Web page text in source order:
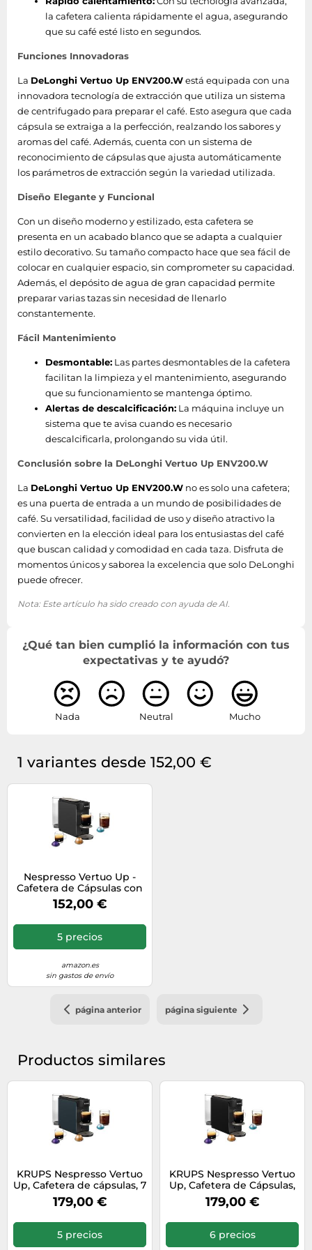
Tipo de instalación Encimera
Sistema de agua
caliente
No
Altura regulable del
surtidor de café
No
Capacidad del
0 L
Tanque de leche No
Espumador de leche
incorporado
No
Capacidad de granos
Capacidad en tazas 1 tazas
Café tipo de entrada Cápsula de café
Selector de la
intensidad del agua
Tipo de producto Macchina per caffè a capsule
Empaquetado
Tipo de embalaje Caja
Cantidad por
paquete
la cafetera calienta rápidamente el agua, asegurando
que su café esté listo en segundos.
Funciones Innovadoras
La DeLonghi Vertuo Up ENV200.Westá equipada con una
innovadora tecnología de extracción que utiliza un sistema
de centrifugado para preparar el café. Esto asegura que cada
cápsula se extraiga a la perfección, realzando los sabores y
aromas del café. Además, cuenta con un sistema de
reconocimiento de cápsulas que ajusta automáticamente
los parámetros de extracción según la variedad utilizada.
Diseño Elegante y Funcional
Con un diseño moderno y estilizado, esta cafetera se
presenta en un acabado blanco que se adapta a cualquier
estilo decorativo. Su tamaño compacto hace que sea fácil de
colocar en cualquier espacio, sin comprometer su capacidad.
Además, el depósito de agua de gran capacidad permite
preparar varias tazas sin necesidad de llenarlo
constantemente.
Fácil Mantenimiento
Desmontable: Las partes desmontables de la cafetera
facilitan la limpieza y el mantenimiento, asegurando
que su funcionamiento se mantenga óptimo.
Alertas de descalcificación: La máquina incluye un
sistema que te avisa cuando es necesario
descalcificarla, prolongando su vida útil.
Conclusión sobre la DeLonghi Vertuo Up ENV200.W
La DeLonghi Vertuo Up ENV200.W no es solo una cafetera;
es una puerta de entrada a un mundo de posibilidades de
café. Su versatilidad, facilidad de uso y diseño atractivo la
convierten en la elección ideal para los entusiastas del café
que buscan calidad y comodidad en cada taza. Disfruta de
momentos únicos y saborea la excelencia que solo DeLonghi
puede ofrecer.
Nota: Este artículo ha sido creado con ayuda de AI.
¿Qué tan bien cumplió la información con tus
expectativas y te ayudó?
Nada Neutral Mucho
1 variantes desde 152,00 €
Nespresso Vertuo Up -
Cafetera de Cápsulas con
7 Tamaños de Taza,
Tecnología Centrifusion,
Calentamiento Rápido,
Depósito 1,4 L, Modo
Creaciones, Diseño
(ENV200.GY)
152,00 €
5 precios
amazon.es
sin gastos de envío
página anterior página siguiente
Productos similares
KRUPS Nespresso Vertuo
Up, Cafetera de cápsulas, 7
tamaños de taza,
Nespresso Smart,
3 segundos y Apagado
automático, Azul océano,
179,00 €
5 precios
KRUPS Nespresso Vertuo
Up, Cafetera de Cápsulas,
Depósito 1,4L, Negra
179,00 €
6 precios